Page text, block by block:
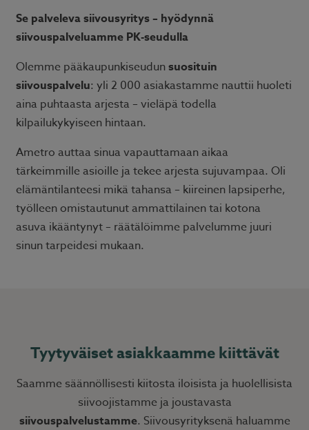
Se palveleva siivousyritys – hyödynnä
siivouspalveluamme PK-seudulla
Olemme pääkaupunkiseudunsuosituin
siivouspalvelu: yli 2 000 asiakastamme nauttii huoleti
aina puhtaasta arjesta – vieläpä todella
kilpailukykyiseen hintaan.
Ametro auttaa sinua vapauttamaan aikaa
tärkeimmille asioille ja tekee arjesta sujuvampaa. Oli
elämäntilanteesi mikä tahansa – kiireinen lapsiperhe,
työlleen omistautunut ammattilainen tai kotona
asuva ikääntynyt – räätälöimme palvelumme juuri
sinun tarpeidesi mukaan.
Tyytyväiset asiakkaamme kiittävät
Saamme säännöllisesti kiitosta iloisista ja huolellisista
siivoojistamme ja joustavasta
siivouspalvelustamme. Siivousyrityksenä haluamme